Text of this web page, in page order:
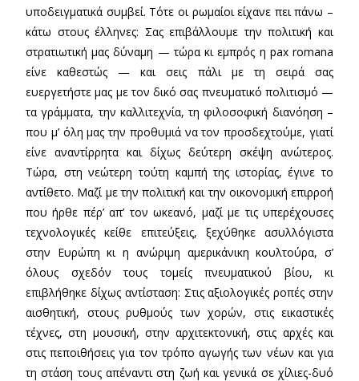
υποδειγματικά συμβεί. Τότε οι ρωμαίοι είχανε πει πάνω –
κάτω στους έλληνες: Σας επιβάλλουμε την πολιτική και
στρατιωτική μας δύναμη — τώρα κι εμπρός η pax romana
είνε καθεστώς — και σεις πάλι με τη σειρά σας
ευεργετήστε μας με τον δικό σας πνευματικό πολιτισμό —
τα γράμματα, την καλλιτεχνία, τη φιλοσοφική διανόηση –
που μ’ όλη μας την προθυμιά να τον προσδεχτούμε, γιατί
είνε αναντίρρητα και δίχως δεύτερη σκέψη ανώτερος.
Τώρα, στη νεώτερη τούτη καμπή της ιστορίας, έγινε το
αντίθετο. Μαζί με την πολιτική και την οικονομική επιρροή
που ήρθε πέρ’ απ’ τον ωκεανό, μαζί με τις υπερέχουσες
τεχνολογικές κείθε επιτεύξεις, ξεχύθηκε ασυλλόγιστα
στην Ευρώπη κι η ανώριμη αμερικάνικη κουλτούρα, σ’
όλους σχεδόν τους τομείς πνευματικού βίου, κι
επιβλήθηκε δίχως αντίσταση: Στις αξιολογικές ροπές στην
αισθητική, στους ρυθμούς των χορών, στις εικαστικές
τέχνες, στη μουσική, στην αρχιτεκτονική, στις αρχές και
στις πεποιθήσεις για τον τρόπο αγωγής των νέων και για
τη στάση τους απέναντι στη ζωή και γενικά σε χίλιες-δυό